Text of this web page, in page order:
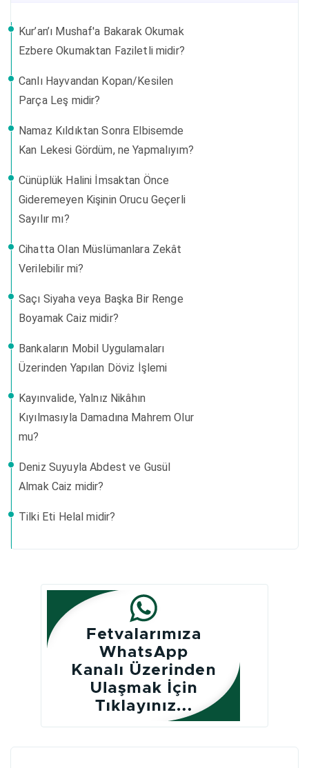
Kur’an’ı Mushaf'a Bakarak Okumak
Ezbere Okumaktan Faziletli midir?
Canlı Hayvandan Kopan/Kesilen
Parça Leş midir?
Namaz Kıldıktan Sonra Elbisemde
Kan Lekesi Gördüm, ne Yapmalıyım?
Cünüplük Halini İmsaktan Önce
Gideremeyen Kişinin Orucu Geçerli
Sayılır mı?
Cihatta Olan Müslümanlara Zekât
Verilebilir mi?
Saçı Siyaha veya Başka Bir Renge
Boyamak Caiz midir?
Bankaların Mobil Uygulamaları
Üzerinden Yapılan Döviz İşlemi
Kayınvalide, Yalnız Nikâhın
Kıyılmasıyla Damadına Mahrem Olur
mu?
Deniz Suyuyla Abdest ve Gusül
Almak Caiz midir?
Tilki Eti Helal midir?